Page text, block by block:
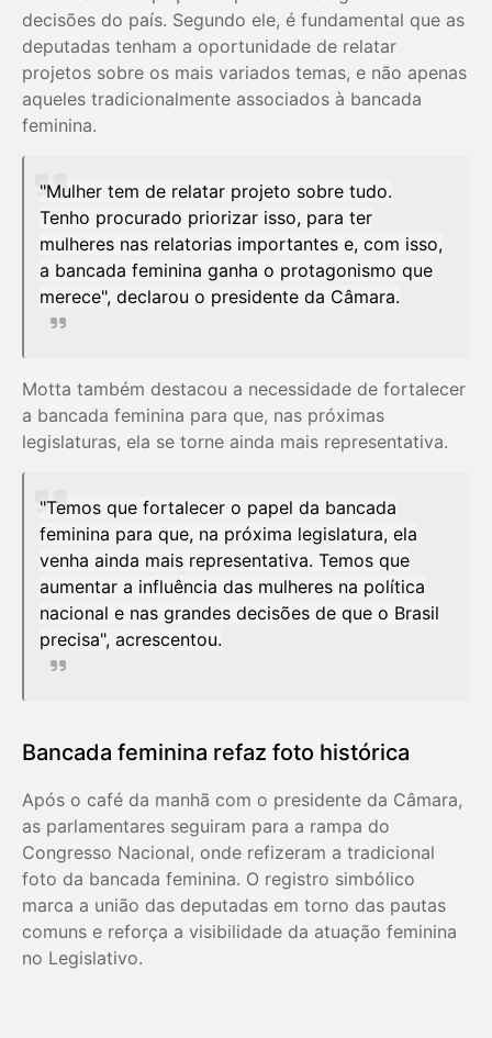
decisões do país. Segundo ele, é fundamental que as
deputadas tenham a oportunidade de relatar
projetos sobre os mais variados temas, e não apenas
aqueles tradicionalmente associados à bancada
feminina.
"Mulher tem de relatar projeto sobre tudo.
Tenho procurado priorizar isso, para ter
mulheres nas relatorias importantes e, com isso,
a bancada feminina ganha o protagonismo que
merece", declarou o presidente da Câmara.
Motta também destacou a necessidade de fortalecer
a bancada feminina para que, nas próximas
legislaturas, ela se torne ainda mais representativa.
"Temos que fortalecer o papel da bancada
feminina para que, na próxima legislatura, ela
venha ainda mais representativa. Temos que
aumentar a influência das mulheres na política
nacional e nas grandes decisões de que o Brasil
precisa", acrescentou.
Bancada feminina refaz foto histórica
Após o café da manhã com o presidente da Câmara,
as parlamentares seguiram para a rampa do
Congresso Nacional, onde refizeram a tradicional
foto da bancada feminina. O registro simbólico
marca a união das deputadas em torno das pautas
comuns e reforça a visibilidade da atuação feminina
no Legislativo.